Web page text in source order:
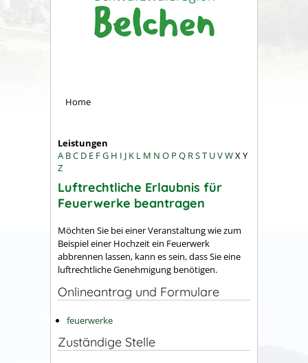
Home
Leistungen
A BC D E FG H I J K L M N O P Q RST UVWXY
Z
Luftrechtliche Erlaubnis für
Feuerwerke beantragen
Möchten Sie bei einer Veranstaltung wie zum
Beispiel einer Hochzeit ein Feuerwerk
abbrennen lassen, kann es sein, dass Sie eine
luftrechtliche Genehmigung benötigen.
Onlineantrag und Formulare
feuerwerke
Zuständige Stelle